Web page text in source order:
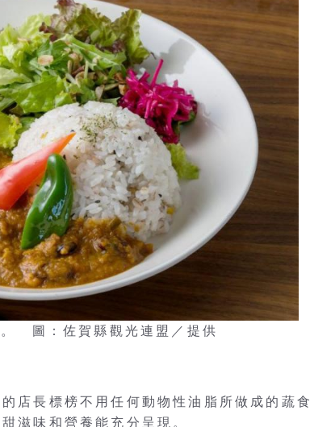
圖：佐賀縣觀光連盟／提供
店長標榜不用任何動物性油脂所做成的蔬食
滋味和營養能充分呈現。